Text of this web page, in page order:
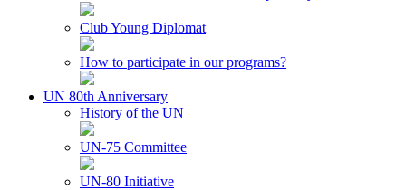
Club Young Diplomat
How to participate in our programs?
UN 80th Anniversary
History of the UN
UN-75 Committee
UN-80 Initiative